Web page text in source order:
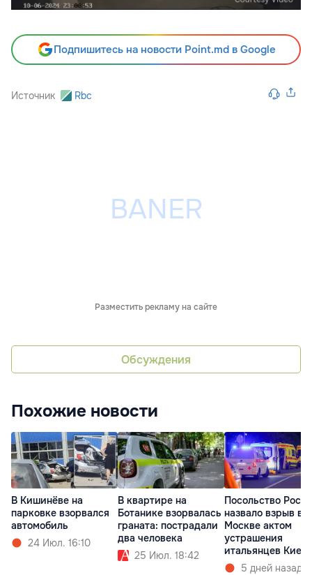
Подпишитесь на новости Point.md в Google
Источник Rbc
Разместить рекламу на сайте
Обсуждения
Похожие новости
В Кишинёве на
парковке взорвался
автомобиль
24 Июл. 16:10
В квартире на
Ботанике взорвалась
граната: пострадали
два человека
25 Июл. 18:42
Посольство
назвало взрыв в
Москве актом
устрашения
итальянцев
5 дней назад